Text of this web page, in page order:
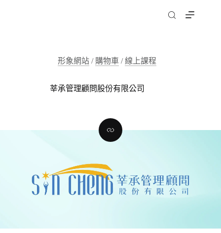
形象網站 / 購物車 /線上課程
莘承管理顧問股份有限公司